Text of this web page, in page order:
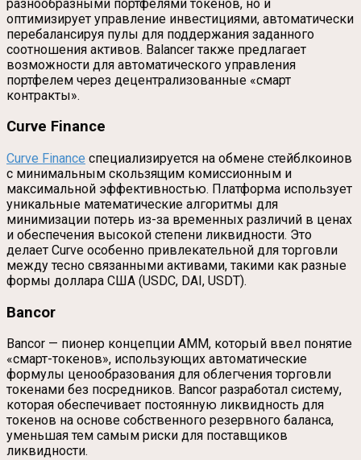
разнообразными портфелями токенов, но и
оптимизирует управление инвестициями, автоматически
перебалансируя пулы для поддержания заданного
соотношения активов. Balancer также предлагает
возможности для автоматического управления
портфелем через децентрализованные «смарт
контракты».
Curve Finance
Curve Finance специализируется на обмене стейблкоинов
с минимальным скользящим комиссионным и
максимальной эффективностью. Платформа использует
уникальные математические алгоритмы для
минимизации потерь из-за временных различий в ценах
и обеспечения высокой степени ликвидности. Это
делает Curve особенно привлекательной для торговли
между тесно связанными активами, такими как разные
формы доллара США (USDC, DAI, USDT).
Bancor
Bancor — пионер концепции AMM, который ввел понятие
«смарт-токенов», использующих автоматические
формулы ценообразования для облегчения торговли
токенами без посредников. Bancor разработал систему,
которая обеспечивает постоянную ликвидность для
токенов на основе собственного резервного баланса,
уменьшая тем самым риски для поставщиков
ликвидности.